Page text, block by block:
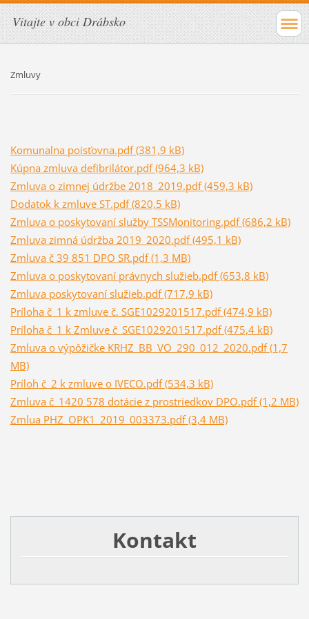
Vitajte v obci Drábsko
Zmluvy
Komunalna poisťovna.pdf (381,9 kB)
Kúpna zmluva defibrilátor.pdf (964,3 kB)
Zmluva o zimnej údržbe 2018_2019.pdf (459,3 kB)
Dodatok k zmluve ST.pdf (820,5 kB)
Zmluva o poskytovaní služby TSSMonitoring.pdf (686,2 kB)
Zmluva zimná údržba 2019_2020.pdf (495,1 kB)
Zmluva č 39 851 DPO SR.pdf (1,3 MB)
Zmluva o poskytovaní právnych služieb.pdf (653,8 kB)
Zmluva poskytovaní služieb.pdf (717,9 kB)
Príloha č_1 k zmluve č. SGE1029201517.pdf (474,9 kB)
Príloha č_1 k Zmluve č_SGE1029201517.pdf (475,4 kB)
Zmluva o výpôžičke KRHZ_BB_VO_290_012_2020.pdf (1,7
MB)
Príloh č_2 k zmluve o IVECO.pdf (534,3 kB)
Zmluva č_1420 578 dotácie z prostriedkov DPO.pdf (1,2 MB)
Zmlua PHZ_OPK1_2019_003373.pdf (3,4 MB)
Kontakt